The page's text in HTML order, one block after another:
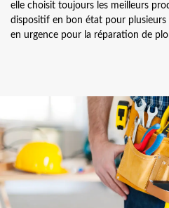
elle choisit toujours les meilleurs
dispositif en bon état pour plusieurs
en urgence pour la réparation de